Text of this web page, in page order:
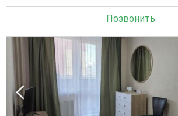
Позвонить